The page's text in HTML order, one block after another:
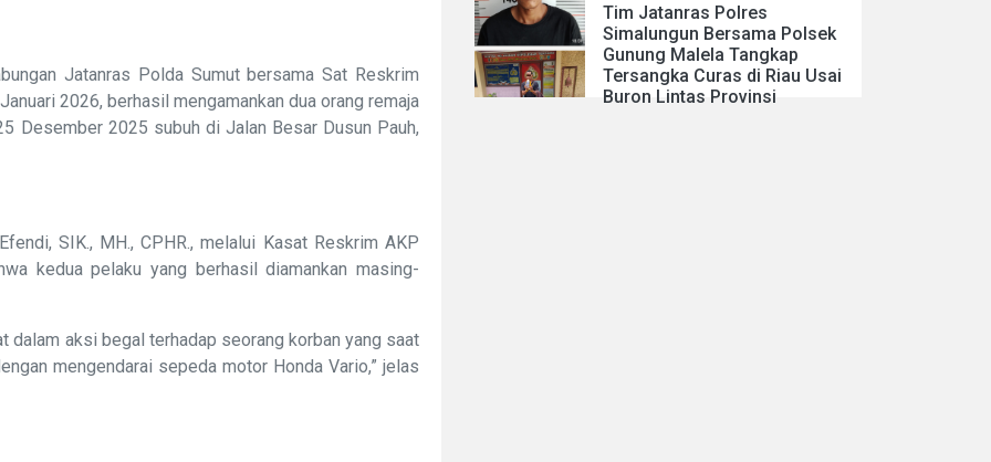
Jatanras Polda Sumut bersama Sat Reskrim
2026, berhasil mengamankan dua orang remaja
Desember 2025 subuh di Jalan Besar Dusun Pauh,
SIK., MH., CPHR., melalui Kasat Reskrim AKP
kedua pelaku yang berhasil diamankan masing-
dalam aksi begal terhadap seorang korban yang saat
mengendarai sepeda motor Honda Vario,” jelas
Tim Jatanras Polres
Simalungun Bersama Polsek
Gunung Malela Tangkap
Tersangka Curas di Riau Usai
Buron Lintas Provinsi